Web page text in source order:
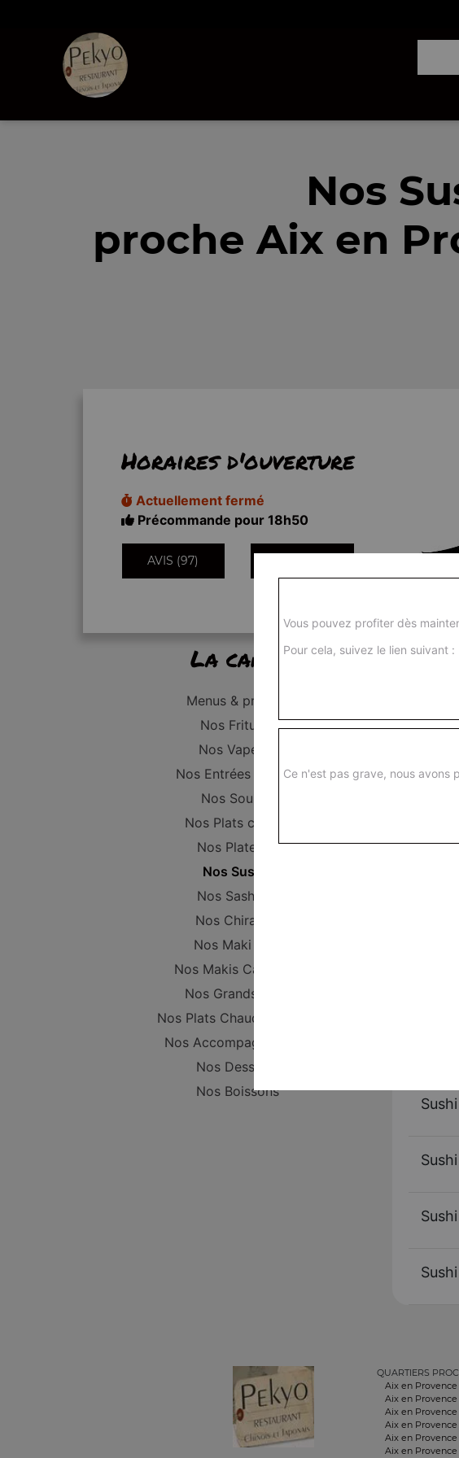
Nos
proche Aix en
Horaires d'ouverture
Actuellement fermé
Précommande pour 18h50
AVIS (97)
La carte
Menus & promos
Nos Fritures
Nos Vapeurs
Nos Entrées Froides
Nos Soupes
Nos Plats chinois
Nos Plateaux
Nos Sushis
Nos Sashimis
Nos Chirashis
Nos Maki Nori
Nos Makis California
Nos Grands Maki
Nos Plats Chaud Japonais
Nos Accompagnements
Nos Desserts
Nos Boissons
QUARTIERS
Aix en Provence
Aix en
Aix en
Aix en Provence
Aix en
Aix en Provence
Vous pouvez profiter dès
Pour cela, suivez le lien suivant :
Ce n'est pas grave, nous avons